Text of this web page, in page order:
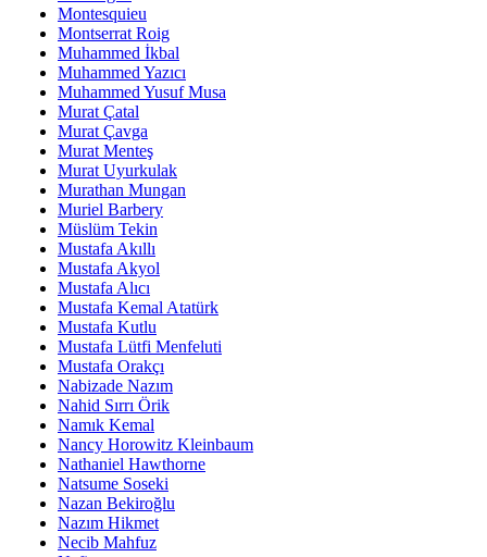
Montesquieu
Montserrat Roig
Muhammed İkbal
Muhammed Yazıcı
Muhammed Yusuf Musa
Murat Çatal
Murat Çavga
Murat Menteş
Murat Uyurkulak
Murathan Mungan
Muriel Barbery
Müslüm Tekin
Mustafa Akıllı
Mustafa Akyol
Mustafa Alıcı
Mustafa Kemal Atatürk
Mustafa Kutlu
Mustafa Lütfi Menfeluti
Mustafa Orakçı
Nabizade Nazım
Nahid Sırrı Örik
Namık Kemal
Nancy Horowitz Kleinbaum
Nathaniel Hawthorne
Natsume Soseki
Nazan Bekiroğlu
Nazım Hikmet
Necib Mahfuz